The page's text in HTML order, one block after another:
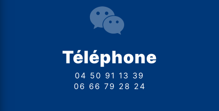
Téléphone
04 50 91 13 39
06 66 79 28 24